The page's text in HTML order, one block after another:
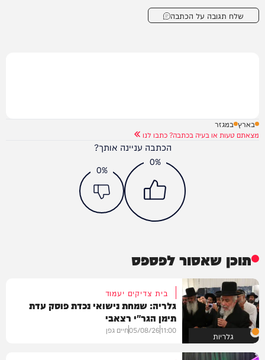
שלח תגובה על הכתבה
בארץ במגזר
מצאתם טעות או בעיה בכתבה? כתבו לנו
הכתבה עניינה אותך?
0%
0%
תוכן שאסור לפספס
גלריות
בית צדיקים יעמוד
גלריה: שמחת נישואי נכדת פוסק עדת
תימן הגר"י רצאבי
11:00
05/08/26חיים גפן